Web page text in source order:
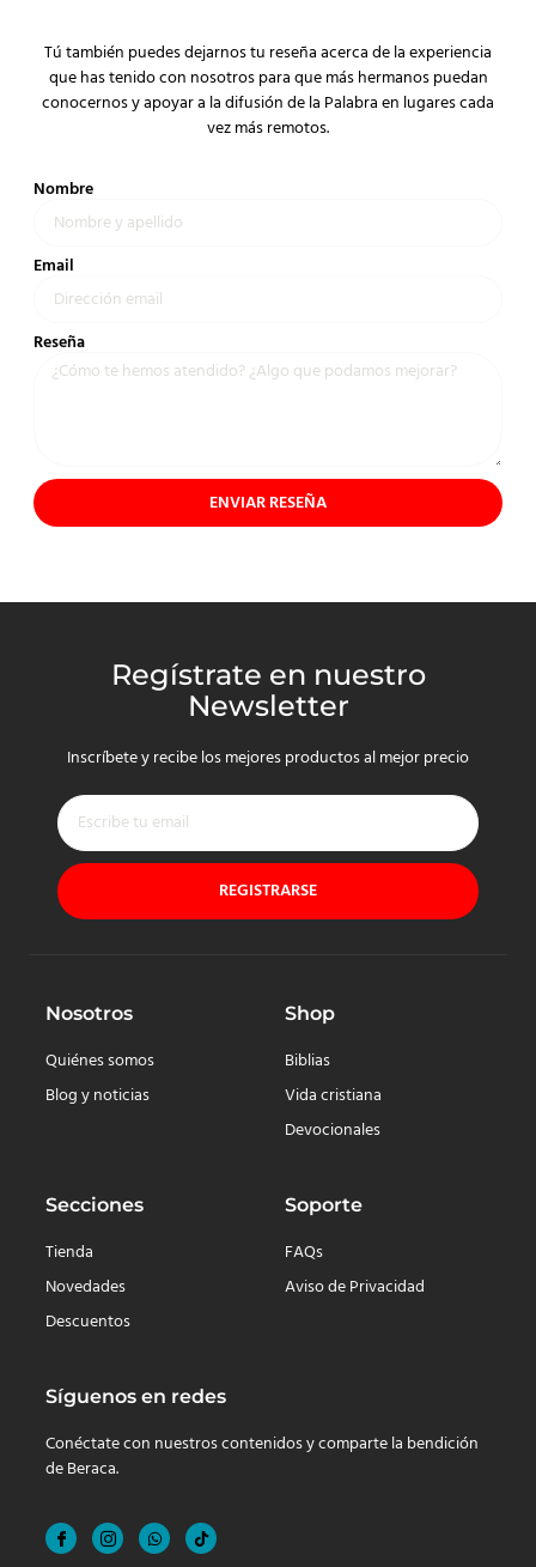
Tú también puedes dejarnos tu reseña acerca de la experiencia
que has tenido con nosotros para que más hermanos puedan
conocernos y apoyar a la difusión de la Palabra en lugares cada
vez más remotos.
Nombre
Email
Reseña
ENVIAR RESEÑA
Regístrate en nuestro
Newsletter
Inscríbete y recibe los mejores productos al mejor precio
REGISTRARSE
Nosotros
Quiénes somos
Blog y noticias
Shop
Biblias
Vida cristiana
Devocionales
Secciones
Tienda
Novedades
Descuentos
Soporte
FAQs
Aviso de Privacidad
Síguenos en redes
Conéctate con nuestros contenidos y comparte la bendición
de Beraca.